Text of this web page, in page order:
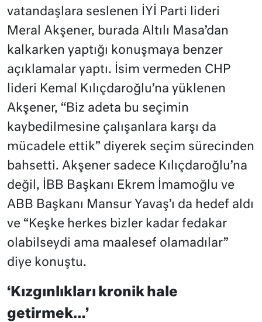
vatandaşlara seslenen İYİ Parti lideri
Meral Akşener, burada Altılı Masa’dan
kalkarken yaptığı konuşmaya benzer
açıklamalar yaptı. İsim vermeden CHP
lideri Kemal Kılıçdaroğlu’na yüklenen
Akşener, “Biz adeta bu seçimin
kaybedilmesine çalışanlara karşı da
mücadele ettik” diyerek seçim sürecinden
bahsetti. Akşener sadece Kılıçdaroğlu’na
değil, İBB Başkanı Ekrem İmamoğlu ve
ABB Başkanı Mansur Yavaş’ı da hedef aldı
ve “Keşke herkes bizler kadar fedakar
olabilseydi ama maalesef olamadılar”
diye konuştu.
‘Kızgınlıkları kronik hale
getirmek…’